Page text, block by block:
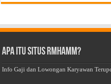
Apa Itu Situs Rmhamm?
Info Gaji dan Lowongan Karyawan